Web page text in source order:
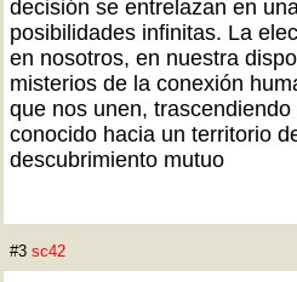
decisión se entrelazan en
posibilidades infinitas. La
en nosotros, en nuestra
misterios de la conexión
que nos unen,
conocido hacia un territorio
descubrimiento mutuo
#3 sc42